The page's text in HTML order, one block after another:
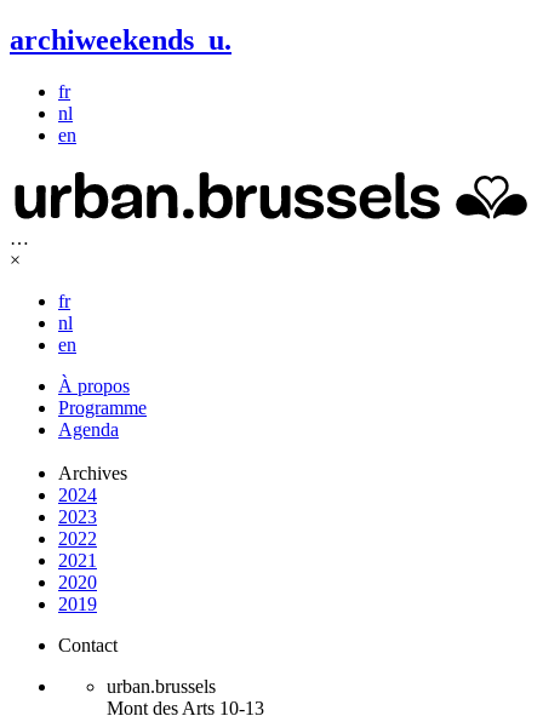
archiweekends u.
fr
nl
en
…
×
fr
nl
en
À propos
Programme
Agenda
Archives
2024
2023
2022
2021
2020
2019
Contact
urban.brussels
Mont des Arts 10-13